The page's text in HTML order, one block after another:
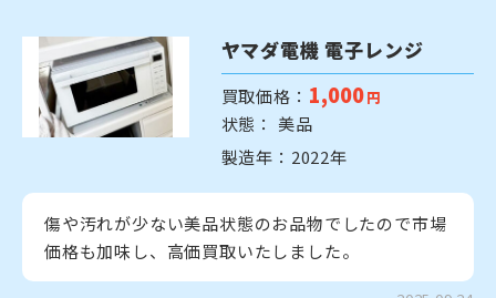
ヤマダ電機 電子レンジ
買取価格： 1,000 円
状態： 美品
製造年：2022年
傷や汚れが少ない美品状態のお品物でしたので市場
価格も加味し、高価買取いたしました。